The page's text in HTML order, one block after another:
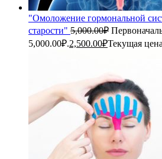
"Омоложение гормональной
старости" 5,000.00₽
5,000.00₽.2,500.00₽Текущая